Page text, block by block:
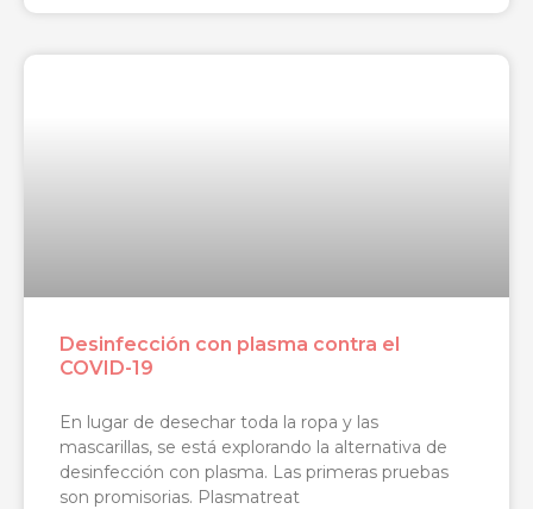
Desinfección con plasma contra el
COVID-19
En lugar de desechar toda la ropa y las
mascarillas, se está explorando la alternativa de
desinfección con plasma. Las primeras pruebas
son promisorias. Plasmatreat